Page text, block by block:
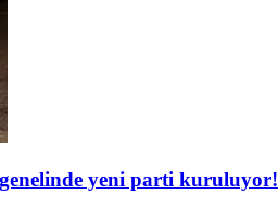
yeni parti kuruluyor!